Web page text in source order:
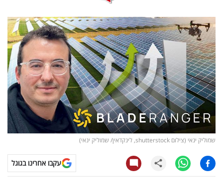
מדדים
ומחקרים
דעות
רכילות
עסקית
קריפטו
טלוויזיה
שמוליק ינאי (צילום shutterstock, לינקדאין/ שמוליק ינאי)
עקבו אחרינו בגוגל